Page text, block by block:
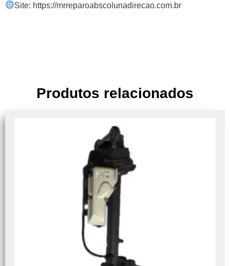
Site: https://mrreparoabscolunadirecao.com.br
Produtos relacionados